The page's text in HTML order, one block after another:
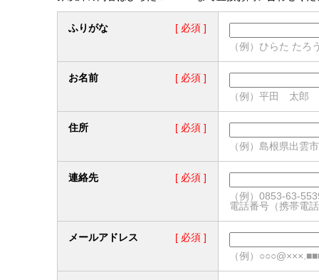
ふりがな
[ 必須 ]
（例）ひらた たろ
お名前
[ 必須 ]
（例）平田 太郎
住所
[ 必須 ]
（例）島根県出雲
連絡先
[ 必須 ]
（例）0853-63-
電話番号（携帯電
メールアドレス
[ 必須 ]
（例）